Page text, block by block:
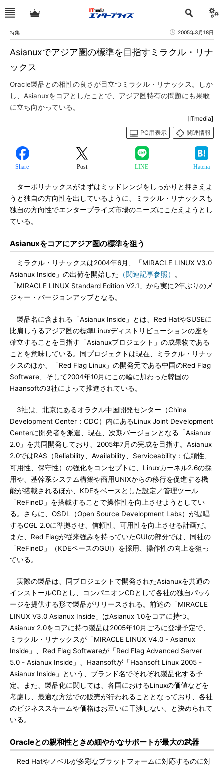
特集 2005年3月18日
Asianuxでアジア圏の標準を目指すミラクル・リナ
ックス
Oracle製品との相性の良さが目立つミラクル・リナックス。しか
し、Asianuxをコアとしたことで、アジア圏特有の問題にも果敢
に立ち向かっている。
[ITmedia]
PC用表示
関連情報
Share Post LINE Hatena
ターボリナックスがまずはミッドレンジをしっかりと押さえよ
うと独自の方向性を出しているように、ミラクル・リナックスも
独自の方向性でエンタープライズ市場のニーズにこたえようとし
ている。
Asianuxをコアにアジア圏の標準を狙う
ミラクル・リナックスは2004年6月、「MIRACLE LINUX V3.0
Asianux Inside」の出荷を開始した （関連記事参照）
。
「MIRACLE LINUX Standard Edition V2.1」から実に2年ぶりのメ
ジャー・バージョンアップとなる。
製品名に含まれる「Asianux Inside」とは、Red HatやSUSEに
比肩しうるアジア圏の標準Linuxディストリビューションの座を
確立することを目指す「Asianuxプロジェクト」の成果物である
ことを意味している。同プロジェクトは現在、ミラクル・リナッ
クスのほか、「Red Flag Linux」の開発元である中国のRed Flag
Software、そして2004年10月にこの輪に加わった韓国の
Haansoftの3社によって推進されている。
3社は、北京にあるオラクル中国開発センター（China
Development Center：CDC）内にあるLinux Joint Development
Centerに開発者を派遣、現在、次期バージョンとなる「Asianux
2.0」を共同開発しており、2005年7月の完成を目指す。Asianux
2.0ではRAS（Reliability、Availability、Serviceability：信頼性、
可用性、保守性）の強化をコンセプトに、Linuxカーネル2.6の採
用や、基幹系システム構築や商用UNIXからの移行を促進する機
能が搭載されるほか、KDEをベースとした設定／管理ツール
「ReFineD」を搭載することで操作性を向上させようとしてい
る。さらに、OSDL（Open Source Development Labs）が提唱
するCGL 2.0に準拠させ、信頼性、可用性を向上させる計画だ。
また、Red Flagが従来強みを持っていたGUIの部分では、同社の
「ReFineD」（KDEベースのGUI）を採用、操作性の向上を狙っ
ている。
実際の製品は、同プロジェクトで開発されたAsianuxを共通の
インストールCDとし、コンパニオンCDとして各社の独自パッケ
ージを提供する形で製品がリリースされる。前述の「MIRACLE
LINUX V3.0 Asianux Inside」はAsianux 1.0をコアに持つ。
Asianux 2.0をコアに持つ製品は2005年10月ごろに登場予定で、
ミラクル・リナックスが「MIRACLE LINUX V4.0 - Asianux
Inside」、Red Flag Softwareが「Red Flag Advanced Server
5.0 - Asianux Inside」、Haansoftが「Haansoft Linux 2005 -
Asianux Inside」という、ブランド名でそれぞれ製品化する予
定。また、製品化に関しては、各国におけるLinuxの価値などを
考慮し、最適な方法での販売が行われることとなっており、各社
のビジネススキームや価格はお互いに干渉しない、と決められて
いる。
Oracleとの親和性ときめ細やかなサポートが最大の武器
Red Hatやノベルが多彩なプラットフォームに対応するのに対